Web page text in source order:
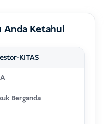
Anda Ketahui
KITAS
Berganda